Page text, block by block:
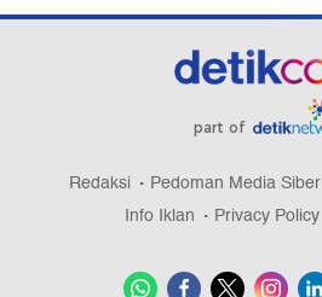
part of
Redaksi Pedoman Media Siber
Info Iklan
Privacy Policy